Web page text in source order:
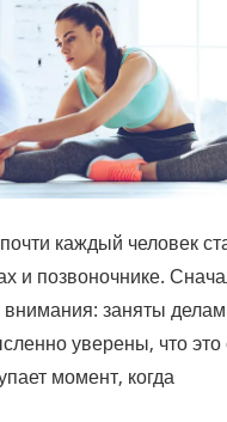
каждый человек
и позвоночнике.
заняты
уверены, что это
момент, когда